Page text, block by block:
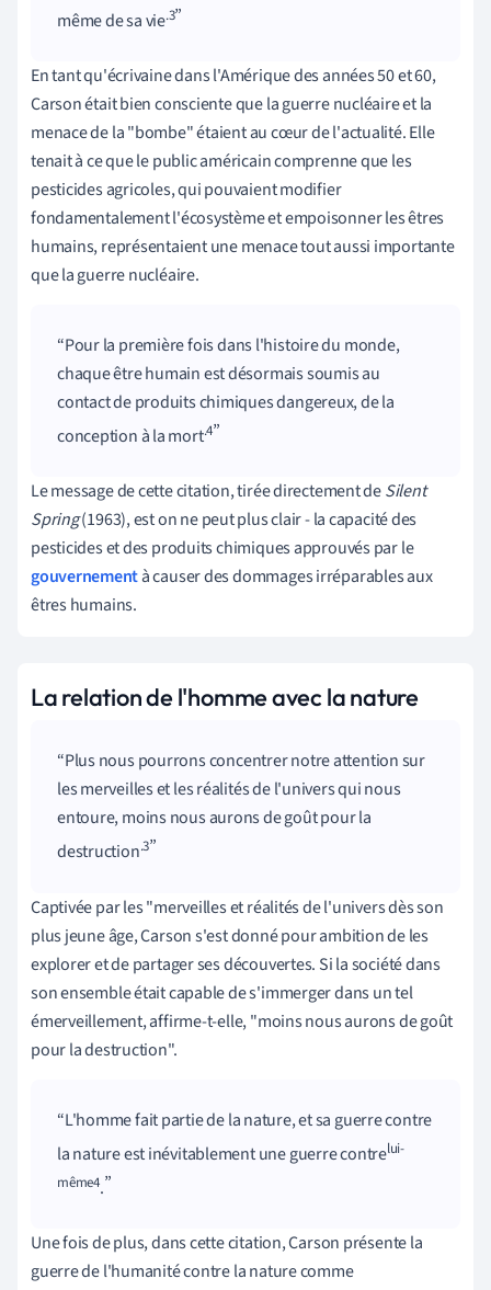
même de sa vie.3
En tant qu'écrivaine dans l'Amérique des années 50 et 60,
Carson était bien consciente que la guerre nucléaire et la
menace de la "bombe" étaient au cœur de l'actualité. Elle
tenait à ce que le public américain comprenne que les
pesticides agricoles, qui pouvaient modifier
fondamentalement l'écosystème et empoisonner les êtres
humains, représentaient une menace tout aussi importante
que la guerre nucléaire.
Pour la première fois dans l'histoire du monde,
chaque être humain est désormais soumis au
contact de produits chimiques dangereux, de la
conception à la mort.4
Le message de cette citation, tirée directement deSilent
Spring(1963), est on ne peut plus clair - la capacité des
pesticides et des produits chimiques approuvés par le
gouvernementà causer des dommages irréparables aux
êtres humains.
La relation de l'homme avec la nature
Plus nous pourrons concentrer notre attention sur
les merveilles et les réalités de l'univers qui nous
entoure, moins nous aurons de goût pour la
destruction.3
Captivée par les "merveilles et réalités de l'univers dès son
plus jeune âge, Carson s'est donné pour ambition de les
explorer et de partager ses découvertes. Si la société dans
son ensemble était capable de s'immerger dans un tel
émerveillement, affirme-t-elle, "moins nous aurons de goût
pour la destruction".
L'homme fait partie de la nature, et sa guerre contre
la nature est inévitablement une guerre contrelui-
même4.
Une fois de plus, dans cette citation, Carson présente la
guerre de l'humanité contre la nature comme